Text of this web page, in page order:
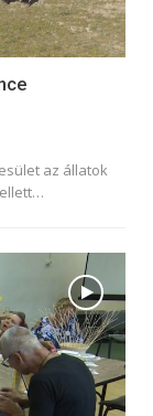
az állatok
…